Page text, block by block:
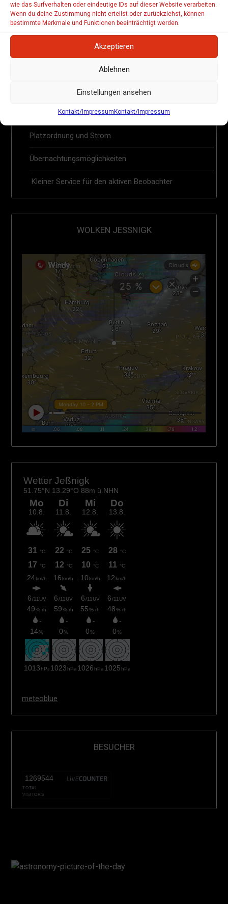
wie das Surfverhalten oder eindeutige IDs auf dieser Website verarbeiten.
Wenn du deine Zustimmung nicht erteilst oder zurückziehst, können
bestimmte Merkmale und Funktionen beeinträchtigt werden.
Akzeptieren
Ablehnen
Einstellungen ansehen
Kontakt/ImpressumKontakt/Impressum
INFOSEITEN
Location und Anreise
Verpflegung und Sanitäres
Platzordnung und Strom
Übernachtungsmöglichkeiten
Kleiner Service für den aktiven Beobachter
WOLKEN JESSNIGK
meteoblue
BESUCHER
1269544
TOTAL
VISITORS